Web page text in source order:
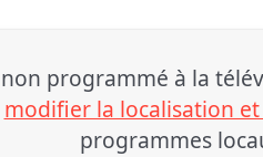
programmé à la
modifier la localisation
programmes